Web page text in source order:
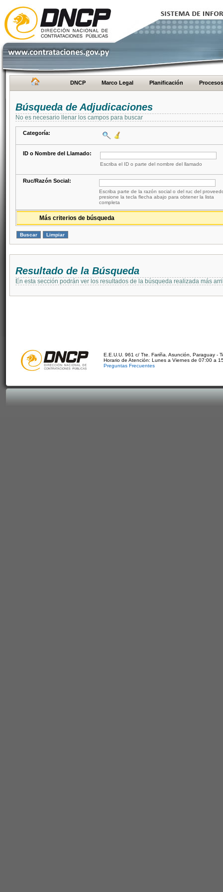
DNCP Marco Legal Planificación Procesos
Búsqueda de Adjudicaciones
No es necesario llenar los campos para buscar
Categoría:
ID o Nombre del Llamado:
Escriba el ID o parte del nombre del llamado
Ruc/Razón Social:
Escriba parte de la razón social o del ruc del
presione la tecla flecha abajo para obtener la lista
completa
Más criterios de búsqueda
Resultado de la Búsqueda
En esta sección podrán ver los resultados de la búsqueda realizada más
E.E.U.U. 961 c/ Tte. Fariña. Asunción, Paraguay -
Horario de Atención: Lunes a Viernes de 07:00 a
Preguntas Frecuentes